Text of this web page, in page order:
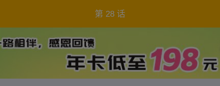
第 28 话